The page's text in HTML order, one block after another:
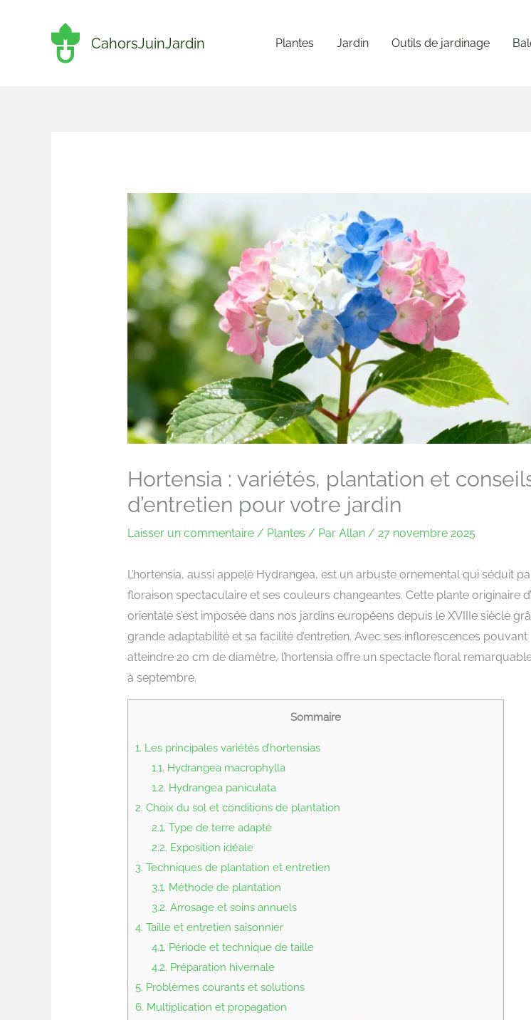
CahorsJuinJardin Plantes Jardin Outils de jardinage
Hortensia : variétés, plantation et
d’entretien pour votre jardin
Laisser un commentaire / Plantes / Par Allan / 27 novembre 2025
L’hortensia, aussi appelé Hydrangea, est un arbuste ornemental qui séduit
floraison spectaculaire et ses couleurs changeantes. Cette plante originaire
orientale s’est imposée dans nos jardins européens depuis le XVIIIe siècle
grande adaptabilité et sa facilité d’entretien. Avec ses inflorescences pouvant
atteindre 20 cm de diamètre, l’hortensia offre un spectacle floral
à septembre.
Sommaire
1. Les principales variétés d’hortensias
1.1. Hydrangea macrophylla
1.2. Hydrangea paniculata
2. Choix du sol et conditions de plantation
2.1. Type de terre adapté
2.2. Exposition idéale
3. Techniques de plantation et entretien
3.1. Méthode de plantation
3.2. Arrosage et soins annuels
4. Taille et entretien saisonnier
4.1. Période et technique de taille
4.2. Préparation hivernale
5. Problèmes courants et solutions
6. Multiplication et propagation